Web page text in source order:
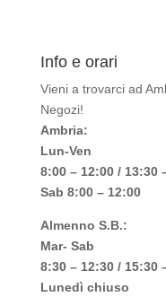
Info e orari
Vieni a trovarci ad
Negozi!
Ambria:
Lun-Ven
8:00 – 12:00 / 13:30
Sab 8:00 – 12:00
Almenno S.B.:
Mar- Sab
8:30 – 12:30 / 15:30
Lunedì chiuso